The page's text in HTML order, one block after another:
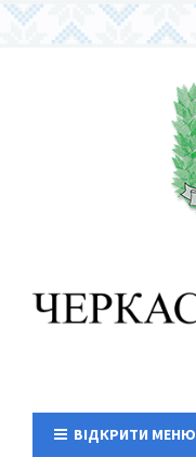
ВІДКРИТИ МЕНЮ